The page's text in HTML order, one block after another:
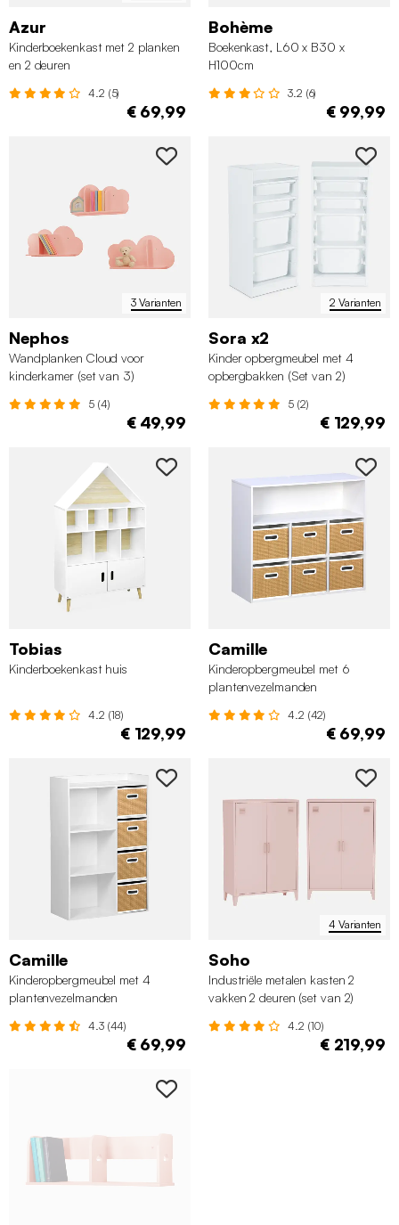
Azur
Kinderboekenkast met 2 planken
en 2 deuren
4.2 (5)
€ 69,99
Bohème
Boekenkast, L60 x B30 x
H100cm
3.2 (6)
€ 99,99
3 Varianten
Nephos
Wandplanken Cloud voor
kinderkamer (set van 3)
5 (4)
€ 49,99
2 Varianten
Sora x2
Kinder opbergmeubel met 4
opbergbakken (Set van 2)
5 (2)
€ 129,99
Tobias
Kinderboekenkast huis
4.2 (18)
€ 129,99
Camille
Kinderopbergmeubel met 6
plantenvezelmanden
4.2 (42)
€ 69,99
Camille
Kinderopbergmeubel met 4
plantenvezelmanden
4.3 (44)
€ 69,99
4 Varianten
Soho
Industriële metalen kasten 2
vakken 2 deuren (set van 2)
4.2 (10)
€ 219,99